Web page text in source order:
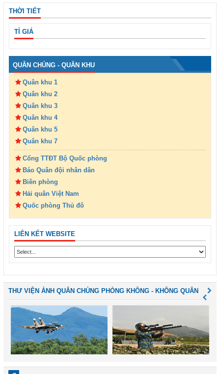
THỜI TIẾT
TỈ GIÁ
QUÂN CHỦNG - QUÂN KHU
Quân khu 1
Quân khu 2
Quân khu 3
Quân khu 4
Quân khu 5
Quân khu 7
Cổng TTĐT Bộ Quốc phòng
Báo Quân đội nhân dân
Biên phòng
Hải quân Việt Nam
Quốc phòng Thủ đô
LIÊN KẾT WEBSITE
THƯ VIỆN ẢNH QUÂN CHỦNG PHÒNG KHÔNG - KHÔNG QUÂN